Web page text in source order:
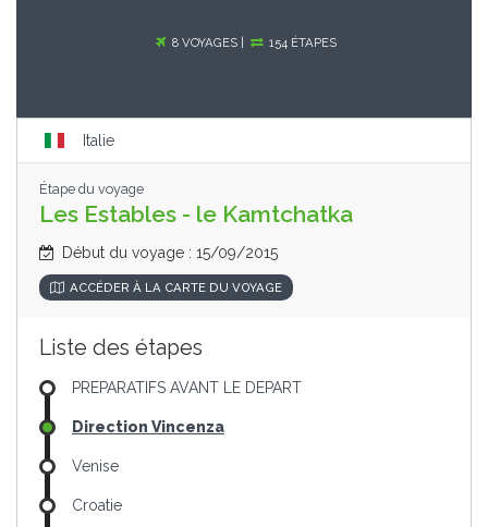
8 VOYAGES | 154 ÉTAPES
Italie
Étape du voyage
Les Estables - le Kamtchatka
Début du voyage : 15/09/2015
ACCÉDER À LA CARTE DU VOYAGE
Liste des étapes
PREPARATIFS AVANT LE DEPART
Direction Vincenza
Venise
Croatie